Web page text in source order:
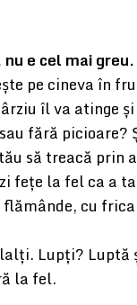
e cel mai greu.
pe cineva în
îl va atinge
fără picioare?
să treacă prin
fețe la fel ca a
cu
Lupți? Luptă
la fel.